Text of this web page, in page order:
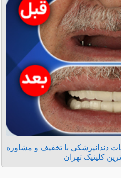
دندانپزشکی با تخفیف و مشاوره
کلینیک تهران